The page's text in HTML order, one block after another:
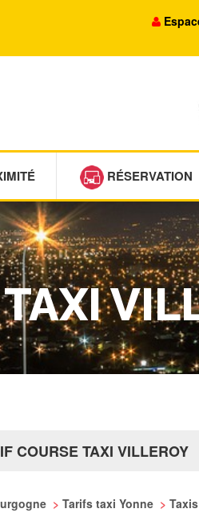
RÉSERVATION
COURSE TAXI VILLEROY
> Tarifs taxi Yonne >